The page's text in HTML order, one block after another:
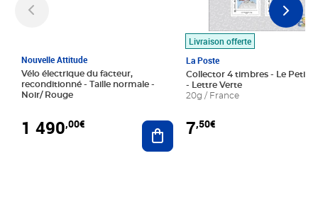
Nouvelle Attitude
Vélo électrique du facteur,
reconditionné - Taille normale -
Noir/ Rouge
1 490,00€ Ajouter au panier
Livraison offerte
La Poste
Collector 4 timbres - Le Petit
- Lettre Verte
20g / France
7,50€